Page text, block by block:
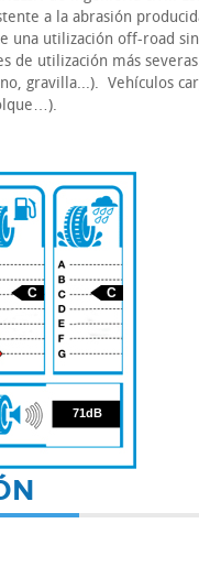
a la abrasión
una utilización off-road
de utilización más
gravilla...). Vehículos
71
C C
71dB